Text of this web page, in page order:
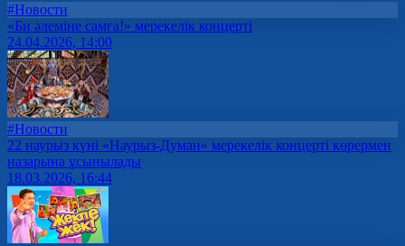
#Новости
«Би әлеміне самға!» мерекелік концерті
24.04.2026, 14:00
#Новости
22 наурыз күні «Наурыз-Думан» мерекелік концерті көрермен
назарына ұсынылады
18.03.2026, 16:44